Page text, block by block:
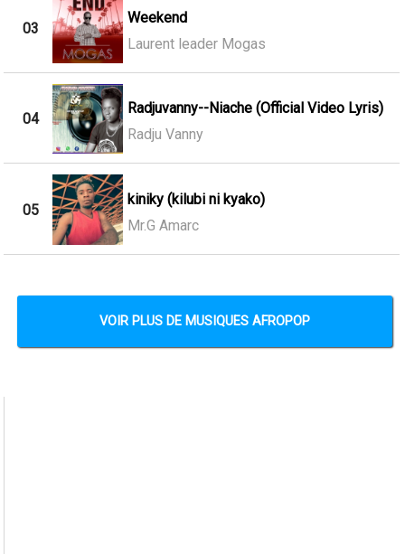
03
Weekend
Laurent leader Mogas
04
Radjuvanny--Niache (Official Video Lyris)
Radju Vanny
05
kiniky (kilubi ni kyako)
Mr.G Amarc
VOIR PLUS DE MUSIQUES AFROPOP